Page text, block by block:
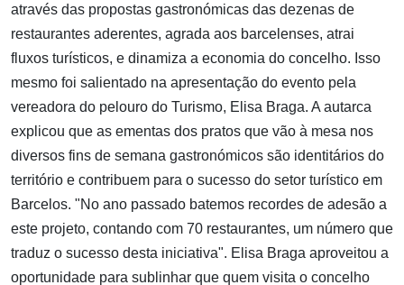
através das propostas gastronómicas das dezenas de
restaurantes aderentes, agrada aos barcelenses, atrai
fluxos turísticos, e dinamiza a economia do concelho. Isso
mesmo foi salientado na apresentação do evento pela
vereadora do pelouro do Turismo, Elisa Braga. A autarca
explicou que as ementas dos pratos que vão à mesa nos
diversos fins de semana gastronómicos são identitários do
território e contribuem para o sucesso do setor turístico em
Barcelos. "No ano passado batemos recordes de adesão a
este projeto, contando com 70 restaurantes, um número que
traduz o sucesso desta iniciativa". Elisa Braga aproveitou a
oportunidade para sublinhar que quem visita o concelho